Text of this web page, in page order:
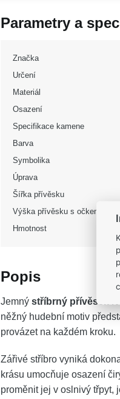
Parametry a
Značka
Určení
Materiál
Osazení
Specifikace kamene
Barva
Symbolika
Úprava
Šířka přívěsku
Výška přívěsku s očkem
Hmotnost
Popis
Jemný stříbrný přívěsek
něžný hudební motiv
provázet na každém kroku.
Zářivé stříbro vyniká
krásu umocňuje osazení
proměnit jej v oslnivý třpyt,